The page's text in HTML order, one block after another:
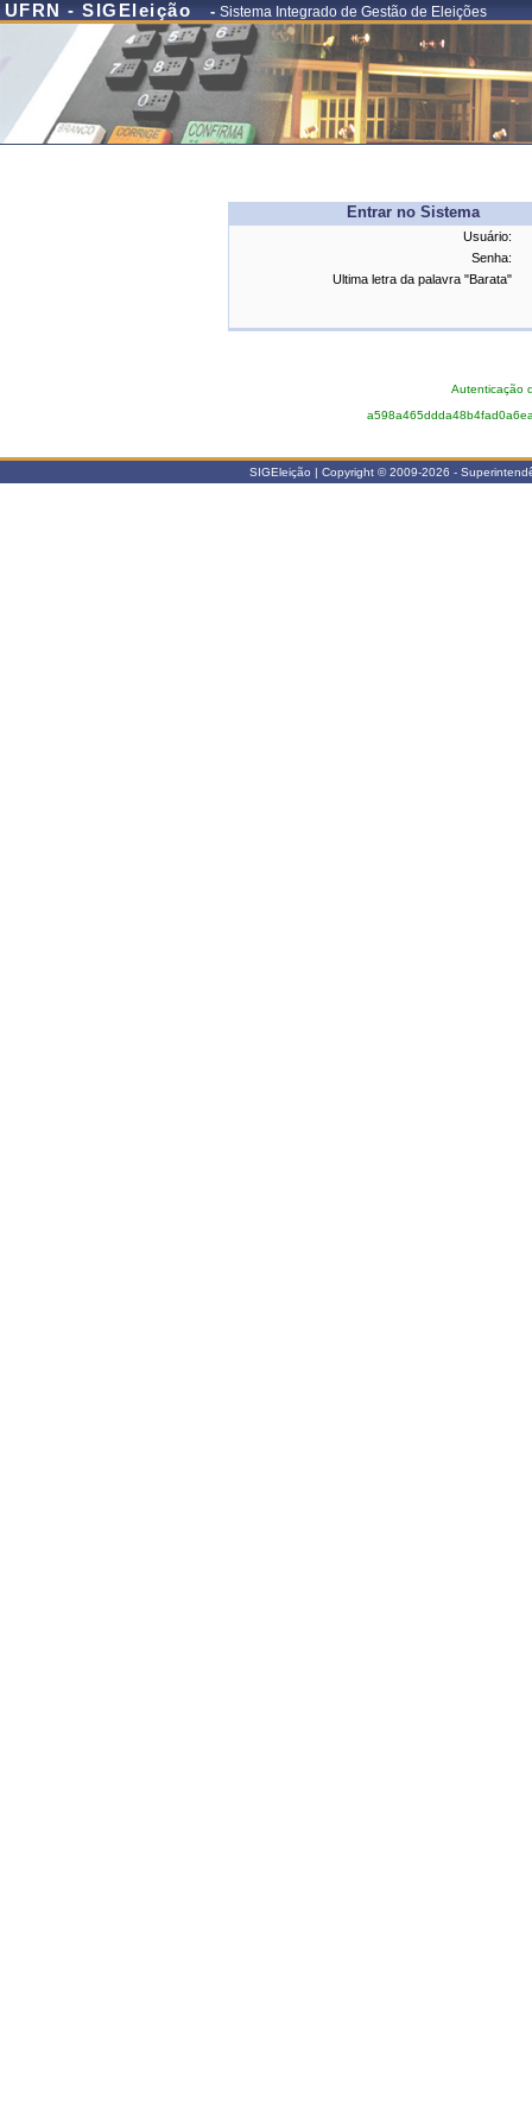
UFRN - SIGEleição - Sistema Integrado de Gestão de Eleições
Entrar no Sistema
Usuário:
Senha:
Ultima letra da palavra "Barata"
Autenticação
SIGEleição | Copyright © 2009-2026 -